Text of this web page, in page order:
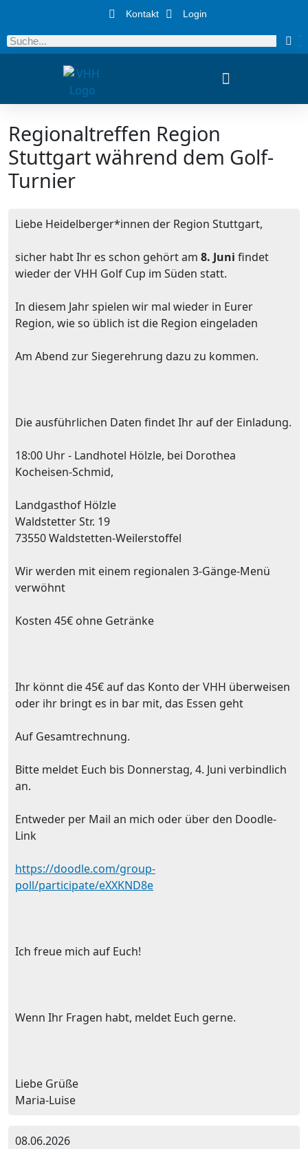
Kontakt Login
Regionaltreffen Region
Stuttgart während dem Golf-
Turnier
Liebe Heidelberger*innen der Region Stuttgart,
sicher habt Ihr es schon gehört am 8. Juni findet
wieder der VHH Golf Cup im Süden statt.
In diesem Jahr spielen wir mal wieder in Eurer
Region, wie so üblich ist die Region eingeladen
Am Abend zur Siegerehrung dazu zu kommen.
Die ausführlichen Daten findet Ihr auf der Einladung.
18:00 Uhr - Landhotel Hölzle, bei Dorothea
Kocheisen-Schmid,
Landgasthof Hölzle
Waldstetter Str. 19
73550 Waldstetten-Weilerstoffel
Wir werden mit einem regionalen 3-Gänge-Menü
verwöhnt
Kosten 45€ ohne Getränke
Ihr könnt die 45€ auf das Konto der VHH überweisen
oder ihr bringt es in bar mit, das Essen geht
Auf Gesamtrechnung.
Bitte meldet Euch bis Donnerstag, 4. Juni verbindlich
an.
Entweder per Mail an mich oder über den Doodle-
Link
https://doodle.com/group-
poll/participate/eXXKND8e
Ich freue mich auf Euch!
Wenn Ihr Fragen habt, meldet Euch gerne.
Liebe Grüße
Maria-Luise
08.06.2026